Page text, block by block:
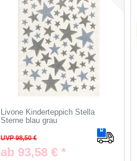
Livone Kinderteppich Stella
Sterne blau grau
UVP 98,50 €
ab 93,58 € *